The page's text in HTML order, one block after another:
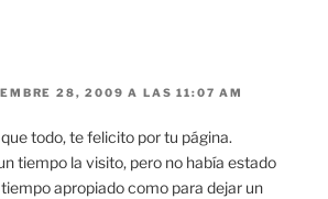
28, 2009 A LAS 11:07 AM
todo, te felicito por tu página.
tiempo la visito, pero no había estado
apropiado como para dejar un